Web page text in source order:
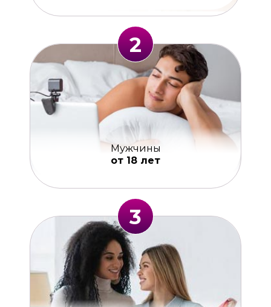
2
Мужчины
от 18 лет
3